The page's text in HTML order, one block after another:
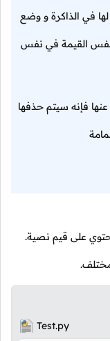
في الذاكرة و وضع
نفس القيمة في نفس
عنها فإنه سيتم حذفها
على قيم نصية.
Test.py